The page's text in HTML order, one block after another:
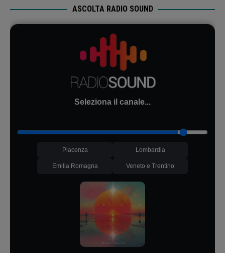
ASCOLTA RADIO SOUND
Seleziona il canale...
Piacenza Lombardia
Emilia Romagna Veneto e Trentino